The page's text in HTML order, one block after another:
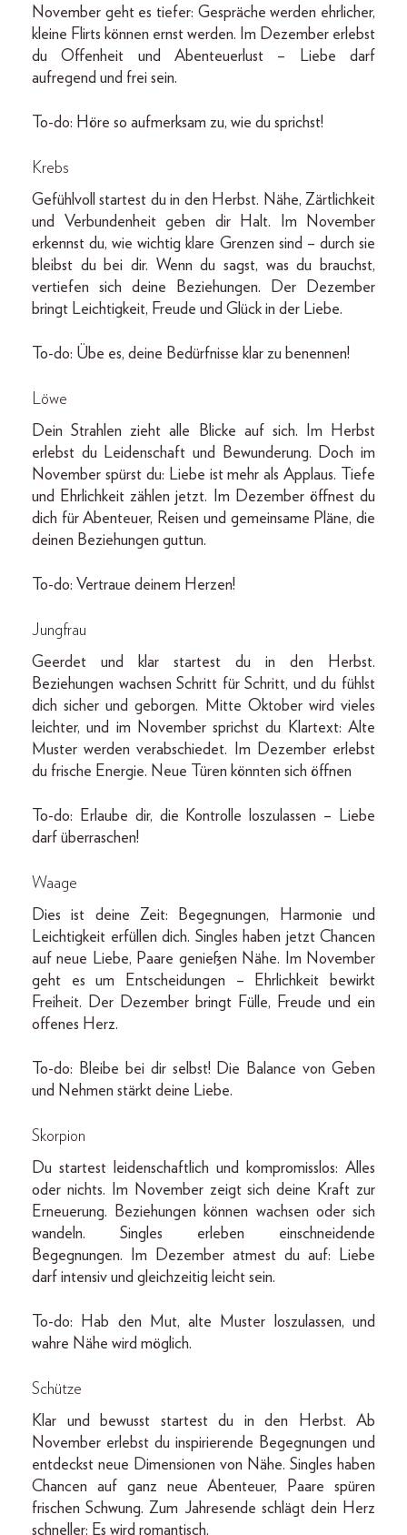
November geht es tiefer: Gespräche werden ehrlicher,
kleine Flirts können ernst werden. Im Dezember erlebst
du Offenheit und Abenteuerlust – Liebe darf
aufregend und frei sein.
To-do: Höre so aufmerksam zu, wie du sprichst!
Krebs
Gefühlvoll startest du in den Herbst. Nähe, Zärtlichkeit
und Verbundenheit geben dir Halt. Im November
erkennst du, wie wichtig klare Grenzen sind – durch sie
bleibst du bei dir. Wenn du sagst, was du brauchst,
vertiefen sich deine Beziehungen. Der Dezember
bringt Leichtigkeit, Freude und Glück in der Liebe.
To-do: Übe es, deine Bedürfnisse klar zu benennen!
Löwe
Dein Strahlen zieht alle Blicke auf sich. Im Herbst
erlebst du Leidenschaft und Bewunderung. Doch im
November spürst du: Liebe ist mehr als Applaus. Tiefe
und Ehrlichkeit zählen jetzt. Im Dezember öffnest du
dich für Abenteuer, Reisen und gemeinsame Pläne, die
deinen Beziehungen guttun.
To-do: Vertraue deinem Herzen!
Jungfrau
Geerdet und klar startest du in den Herbst.
Beziehungen wachsen Schritt für Schritt, und du fühlst
dich sicher und geborgen. Mitte Oktober wird vieles
leichter, und im November sprichst du Klartext: Alte
Muster werden verabschiedet. Im Dezember erlebst
du frische Energie. Neue Türen könnten sich öffnen
To-do: Erlaube dir, die Kontrolle loszulassen – Liebe
darf überraschen!
Waage
Dies ist deine Zeit: Begegnungen, Harmonie und
Leichtigkeit erfüllen dich. Singles haben jetzt Chancen
auf neue Liebe, Paare genießen Nähe. Im November
geht es um Entscheidungen – Ehrlichkeit bewirkt
Freiheit. Der Dezember bringt Fülle, Freude und ein
offenes Herz.
To-do: Bleibe bei dir selbst! Die Balance von Geben
und Nehmen stärkt deine Liebe.
Skorpion
Du startest leidenschaftlich und kompromisslos: Alles
oder nichts. Im November zeigt sich deine Kraft zur
Erneuerung. Beziehungen können wachsen oder sich
wandeln. Singles erleben einschneidende
Begegnungen. Im Dezember atmest du auf: Liebe
darf intensiv und gleichzeitig leicht sein.
To-do: Hab den Mut, alte Muster loszulassen, und
wahre Nähe wird möglich.
Schütze
Klar und bewusst startest du in den Herbst. Ab
November erlebst du inspirierende Begegnungen und
entdeckst neue Dimensionen von Nähe. Singles haben
Chancen auf ganz neue Abenteuer, Paare spüren
frischen Schwung. Zum Jahresende schlägt dein Herz
schneller: Es wird romantisch.